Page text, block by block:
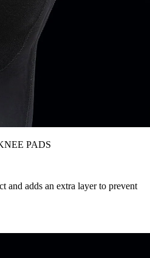
PADS
and adds an extra layer to prevent